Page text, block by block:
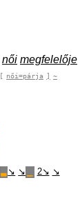
női megfelelője
[ női=párja ] ~
▃ ↘ ↘ 2↘ ↘